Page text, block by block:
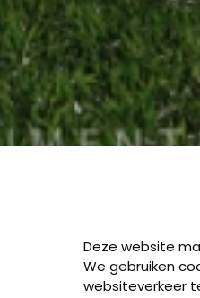
Deze website
We gebruiken
websiteverkeer